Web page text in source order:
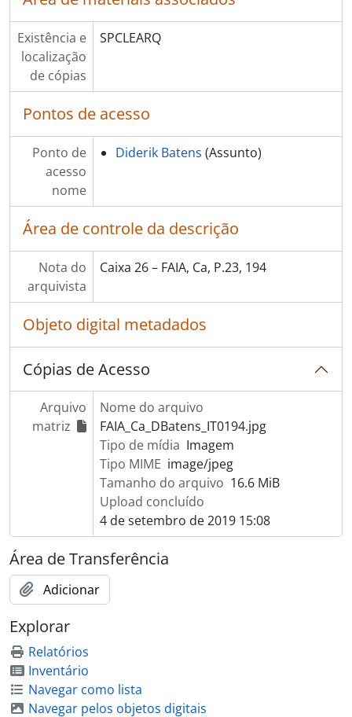
Existência e
localização
de cópias
SPCLEARQ
Pontos de acesso
Ponto de
acesso
nome
Diderik Batens (Assunto)
Área de controle da descrição
Nota do
arquivista
Caixa 26 – FAIA, Ca, P.23, 194
Objeto digital metadados
Cópias de Acesso
Arquivo
matriz
Nome do arquivo
FAIA_Ca_DBatens_IT0194.jpg
Tipo de mídia Imagem
Tipo MIME image/jpeg
Tamanho do arquivo 16.6 MiB
Upload concluído
4 de setembro de 2019 15:08
Área de Transferência
Adicionar
Explorar
Relatórios
Inventário
Navegar como lista
Navegar pelos objetos digitais